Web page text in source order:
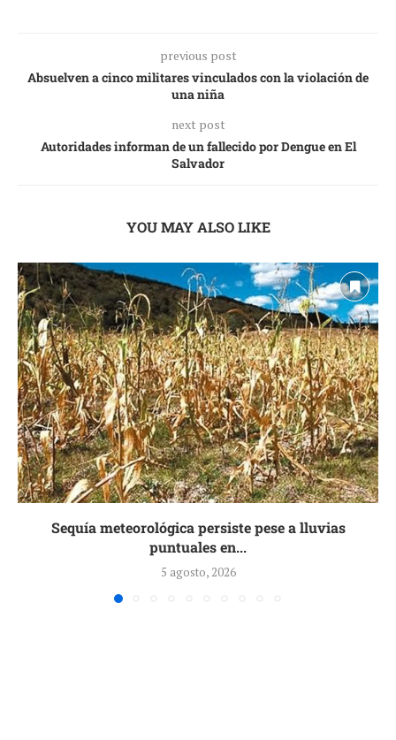
previous post
Absuelven a cinco militares vinculados con la violación de
una niña
next post
Autoridades informan de un fallecido por Dengue en El
Salvador
YOU MAY ALSO LIKE
Sequía meteorológica persiste pese a lluvias
puntuales en...
5 agosto, 2026